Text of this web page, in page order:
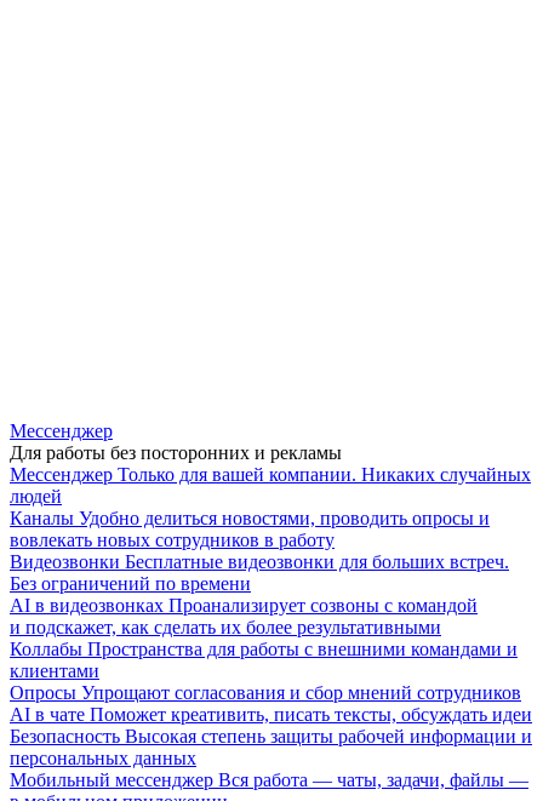
Мессенджер
Для работы без посторонних и рекламы
Мессенджер Только для вашей компании. Никаких случайных
людей
Каналы Удобно делиться новостями, проводить опросы и
вовлекать новых сотрудников в работу
Видеозвонки Бесплатные видеозвонки для больших встреч.
Без ограничений по времени
AI в видеозвонках Проанализирует созвоны с командой
и подскажет, как сделать их более результативными
Коллабы Пространства для работы с внешними командами и
клиентами
Опросы Упрощают согласования и сбор мнений сотрудников
AI в чате Поможет креативить, писать тексты, обсуждать идеи
Безопасность Высокая степень защиты рабочей информации и
персональных данных
Мобильный мессенджер Вся работа — чаты, задачи, файлы —